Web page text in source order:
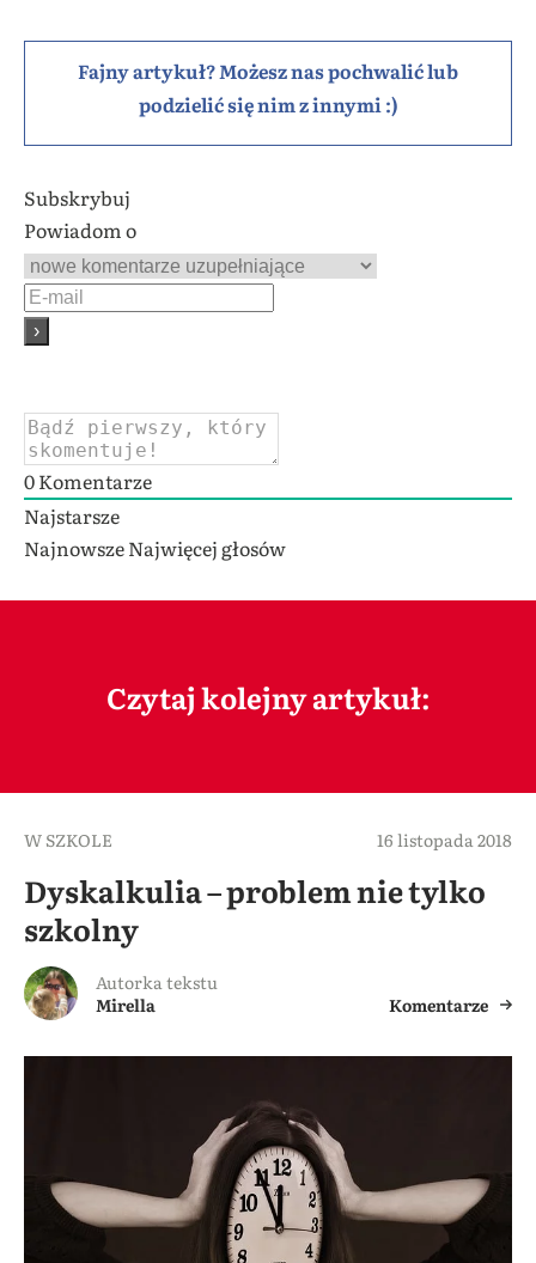
Fajny artykuł? Możesz nas pochwalić lub
podzielić się nim z innymi :)
Subskrybuj
Powiadom o
0Komentarze
Najstarsze
NajnowszeNajwięcej głosów
Czytaj kolejny artykuł:
W SZKOLE 16 listopada 2018
Dyskalkulia – problem nie tylko
szkolny
Autorka tekstu
Mirella
Komentarze